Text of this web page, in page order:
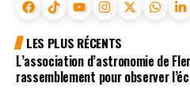
LES PLUS RÉCENTS
L’association d’astronomie de
rassemblement pour observer